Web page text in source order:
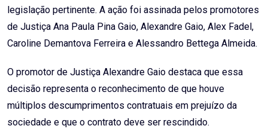
legislação pertinente. A ação foi assinada pelos promotores
de Justiça Ana Paula Pina Gaio, Alexandre Gaio, Alex Fadel,
Caroline Demantova Ferreira e Alessandro Bettega Almeida.
O promotor de Justiça Alexandre Gaio destaca que essa
decisão representa o reconhecimento de que houve
múltiplos descumprimentos contratuais em prejuízo da
sociedade e que o contrato deve ser rescindido.